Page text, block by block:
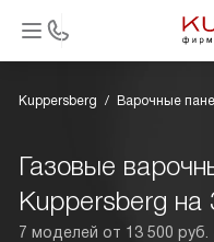
Kuppersberg Варочные
Газовые
Kuppersberg на
7 моделей от 13 500 руб.